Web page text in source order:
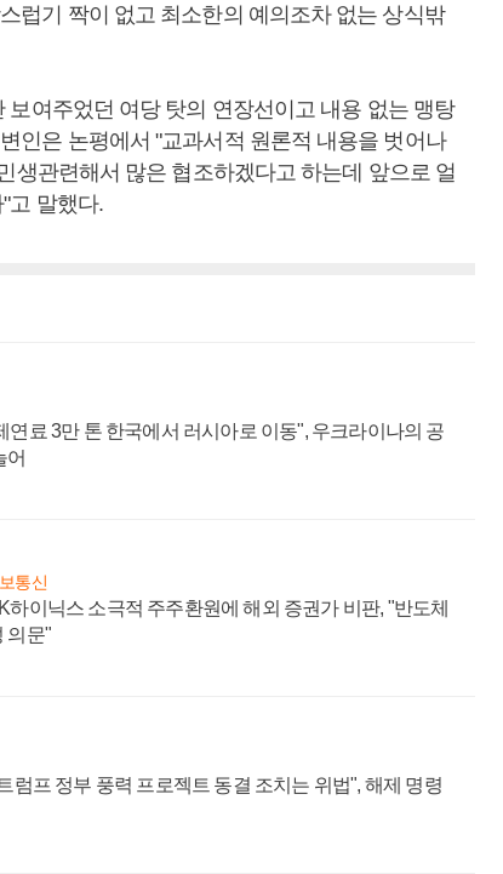
럽기 짝이 없고 최소한의 예의조차 없는 상식밖
여주었던 여당 탓의 연장선이고 내용 없는 맹탕
인은 논평에서 "교과서적 원론적 내용을 벗어나
생관련해서 많은 협조하겠다고 하는데 앞으로 얼
고 말했다.
연료 3만 톤 한국에서 러시아로 이동", 우크라이나의 공
어
통신
하이닉스 소극적 주주환원에 해외 증권가 비판, "반도체
의문"
럼프 정부 풍력 프로젝트 동결 조치는 위법", 해제 명령